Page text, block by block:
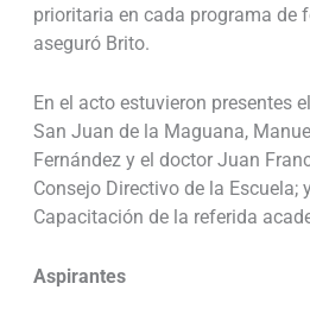
prioritaria en cada programa de
aseguró Brito.
En el acto estuvieron presentes
San Juan de la Maguana,
Fernández y el doctor Juan
Consejo Directivo de la
Capacitación de la referida
Aspirantes